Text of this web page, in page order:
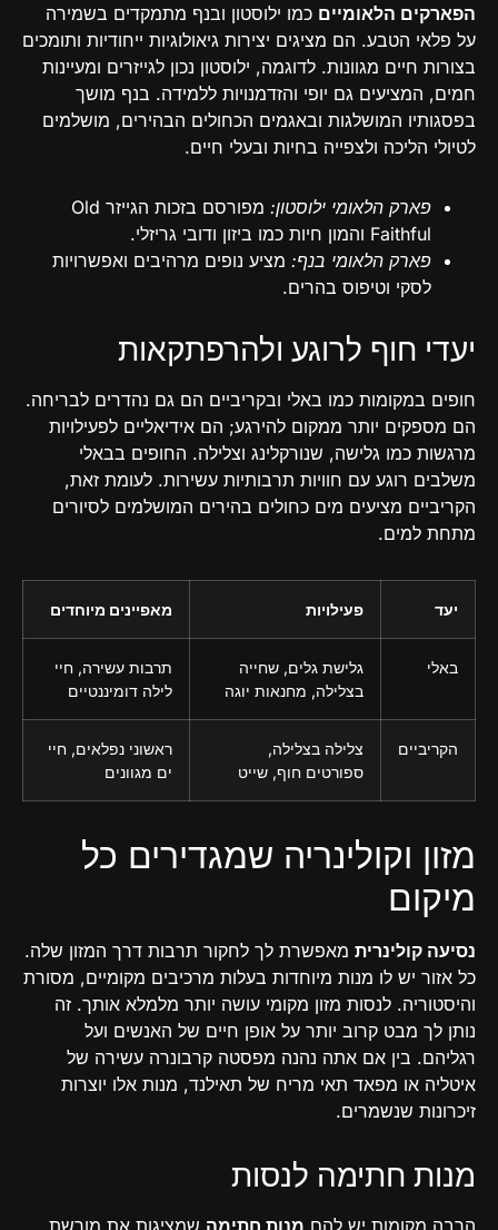
הפארקים הלאומיים כמו ילוסטון ובנף מתמקדים בשמירה
על פלאי הטבע. הם מציגים יצירות גיאולוגיות ייחודיות ותומכים
בצורות חיים מגוונות. לדוגמה, ילוסטון נכון לגייזרים ומעיינות
חמים, המציעים גם יופי והזדמנויות ללמידה. בנף מושך
בפסגותיו המושלגות ובאגמים הכחולים הבהירים, מושלמים
לטיולי הליכה ולצפייה בחיות ובעלי חיים.
פארק הלאומי ילוסטון:
מפורסם בזכות הגייזר Old
Faithful והמון חיות כמו ביזון ודובי גריזלי.
פארק הלאומי בנף: מציע נופים מרהיבים ואפשרויות
לסקי וטיפוס בהרים.
יעדי חוף לרוגע ולהרפתקאות
חופים במקומות כמו באלי ובקריביים הם גם נהדרים לבריחה.
הם מספקים יותר ממקום להירגע; הם אידיאליים לפעילויות
מרגשות כמו גלישה, שנורקלינג וצלילה. החופים בבאלי
משלבים רוגע עם חוויות תרבותיות עשירות. לעומת זאת,
הקריביים מציעים מים כחולים בהירים המושלמים לסיורים
מתחת למים.
יעד פעילויות מאפיינים מיוחדים
באלי
גלישת גלים, שחייה
בצלילה, מחנאות יוגה
תרבות עשירה, חיי
לילה דומיננטיים
הקריביים
צלילה בצלילה,
ספורטים חוף, שייט
ראשוני נפלאים, חיי
ים מגוונים
מזון וקולינריה שמגדירים כל
מיקום
נסיעה קולינרית מאפשרת לך לחקור תרבות דרך המזון שלה.
כל אזור יש לו מנות מיוחדות בעלות מרכיבים מקומיים, מסורת
והיסטוריה. לנסות מזון מקומי עושה יותר מלמלא אותך. זה
נותן לך מבט קרוב יותר על אופן חיים של האנשים ועל
רגליהם. בין אם אתה נהנה מפסטה קרבונרה עשירה של
איטליה או מפאד תאי מריח של תאילנד, מנות אלו יוצרות
זיכרונות שנשמרים.
מנות חתימה לנסות
הרבה מקומות יש להם מנות חתימה שמציגות את מורשת